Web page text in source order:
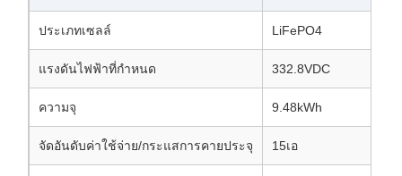
ประเภทเซลล์ LiFePO4
แรงดันไฟฟ้าที่กำหนด 332.8VDC
ความจุ 9.48kWh
จัดอันดับค่าใช้จ่าย/กระแสการคายประจุ 15เอ